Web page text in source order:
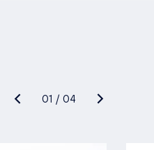
01 / 04